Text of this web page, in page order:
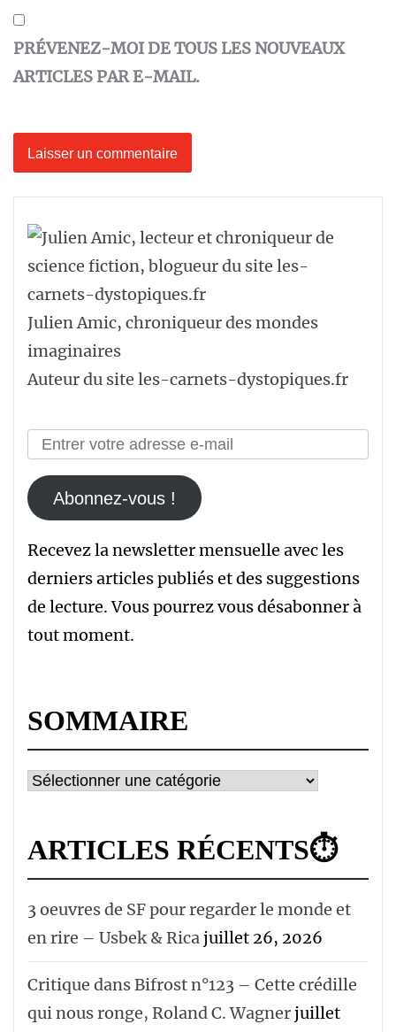
PRÉVENEZ-MOI DE TOUS LES NOUVEAUX
ARTICLES PAR E-MAIL.
Julien Amic, chroniqueur des mondes
imaginaires
Auteur du site les-carnets-dystopiques.fr
Abonnez-vous !
Recevez la newsletter mensuelle avec les
derniers articles publiés et des suggestions
de lecture. Vous pourrez vous désabonner à
tout moment.
SOMMAIRE
Sommaire
ARTICLES RÉCENTS⏱
3 oeuvres de SF pour regarder le monde et
en rire – Usbek & Ricajuillet 26, 2026
Critique dans Bifrost n°123 – Cette crédille
qui nous ronge, Roland C. Wagnerjuillet